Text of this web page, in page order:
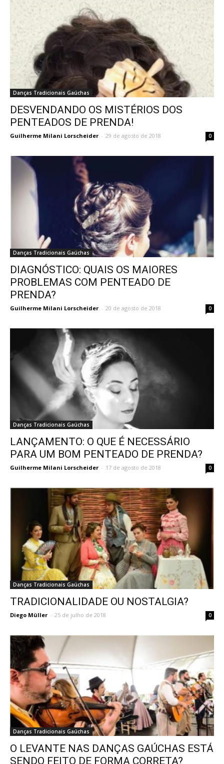
Danças Tradicionais Gaúchas
DESVENDANDO OS MISTÉRIOS DOS
PENTEADOS DE PRENDA!
Guilherme Milani Lorscheider - 29 de agosto de 2018 0
Danças Tradicionais Gaúchas
DIAGNÓSTICO: QUAIS OS MAIORES
PROBLEMAS COM PENTEADO DE
PRENDA?
Guilherme Milani Lorscheider - 20 de agosto de 2018 0
Danças Tradicionais Gaúchas
LANÇAMENTO: O QUE É NECESSÁRIO
PARA UM BOM PENTEADO DE PRENDA?
Guilherme Milani Lorscheider - 17 de agosto de 2018 0
Danças Tradicionais Gaúchas
TRADICIONALIDADE OU NOSTALGIA?
Diego Müller - 25 de julho de 2018 0
Danças Tradicionais Gaúchas
O LEVANTE NAS DANÇAS GAÚCHAS ESTÁ
SENDO FEITO DE FORMA CORRETA?